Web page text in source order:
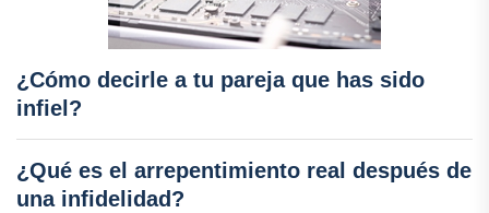
¿Cómo decirle a tu pareja que has sido
infiel?
¿Qué es el arrepentimiento real después de
una infidelidad?